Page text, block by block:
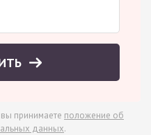
принимаете положение об
данных.